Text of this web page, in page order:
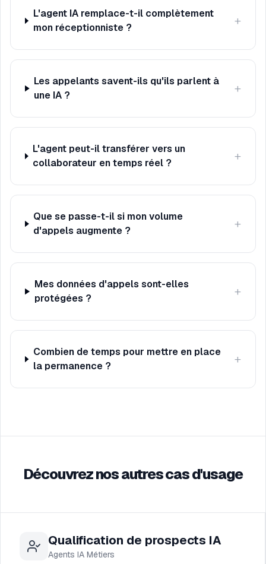
L'agent IA remplace-t-il complètement
mon réceptionniste ?
+
Les appelants savent-ils qu'ils parlent à
une IA ?
+
L'agent peut-il transférer vers un
collaborateur en temps réel ?
+
Que se passe-t-il si mon volume
d'appels augmente ?
+
Mes données d'appels sont-elles
protégées ?
+
Combien de temps pour mettre en place
la permanence ?
+
Découvrez nos autres cas d'usage
Qualification de prospects IA
Agents IA Métiers